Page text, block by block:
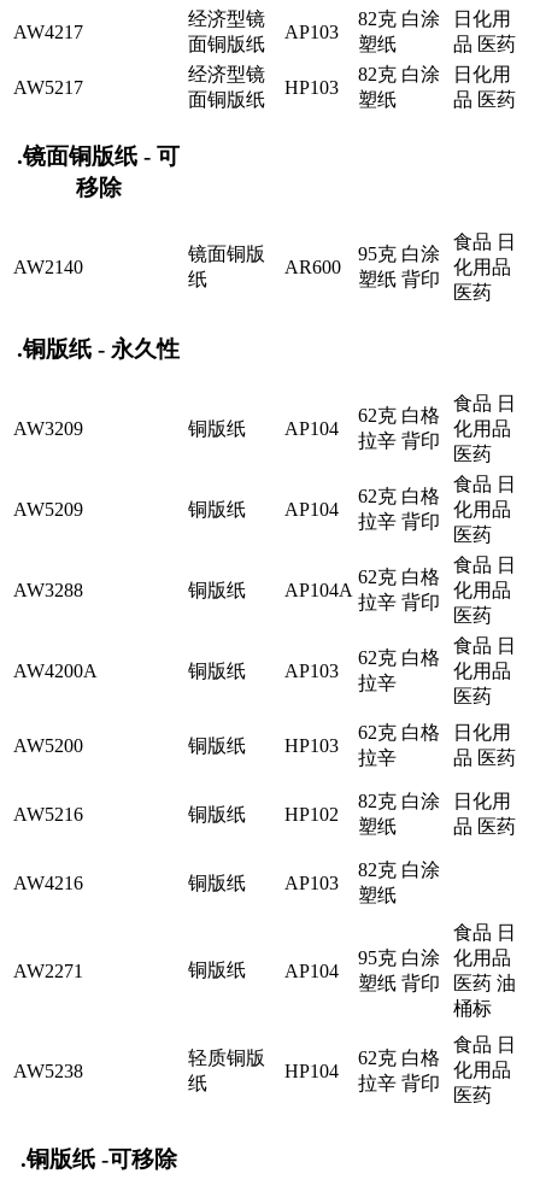
AW4217
经济型镜
面铜版纸
AP103
82克 白涂
塑纸
日化用
品 医药
AW5217
经济型镜
面铜版纸
HP103
82克 白涂
塑纸
日化用
品 医药
.镜面铜版纸 - 可
移除
AW2140
镜面铜版
纸
AR600
95克 白涂
塑纸 背印
食品 日
化用品
医药
.铜版纸 - 永久性
AW3209 铜版纸 AP104
62克 白格
拉辛 背印
食品 日
化用品
医药
AW5209 铜版纸 AP104
62克 白格
拉辛 背印
食品 日
化用品
医药
AW3288 铜版纸 AP104A
62克 白格
拉辛 背印
食品 日
化用品
医药
AW4200A 铜版纸 AP103
62克 白格
拉辛
食品 日
化用品
医药
AW5200 铜版纸 HP103
62克 白格
拉辛
日化用
品 医药
AW5216 铜版纸 HP102
82克 白涂
塑纸
日化用
品 医药
AW4216 铜版纸 AP103
82克 白涂
塑纸
AW2271 铜版纸 AP104
95克 白涂
塑纸 背印
食品 日
化用品
医药 油
桶标
AW5238
轻质铜版
纸
HP104
62克 白格
拉辛 背印
食品 日
化用品
医药
.铜版纸 -可移除